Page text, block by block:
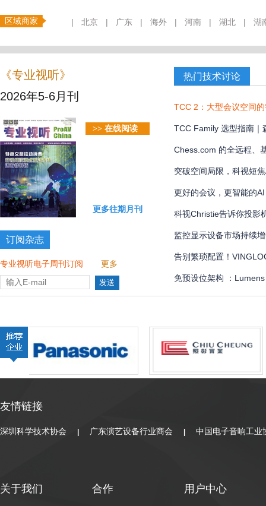
区域商家 | 北京 | 广东 | 海外 | 河南 | 湖北 | 湖
《专业视听》
2026年5-6月刊
>> 在线阅读
更多往期月刊
订阅杂志
专业视听电子周刊订阅 更多
热门技术讨论
TCC 2：大型会议空间
TCC Family 选型指南｜
款？
Chess.com 的全远程、
国际象棋比赛多达 300
突破空间局限，科视短
更好的会议，更智能的AI
科视Christie告诉你投影
监控显示设备市场持续
告别繁琐配置！
管理界面全解
免预设位架构 ：
全自动化
友情链接
深圳科学技术协会 广东演艺设备行业商会 中国电子音响工业
关于我们 合作 用户中心